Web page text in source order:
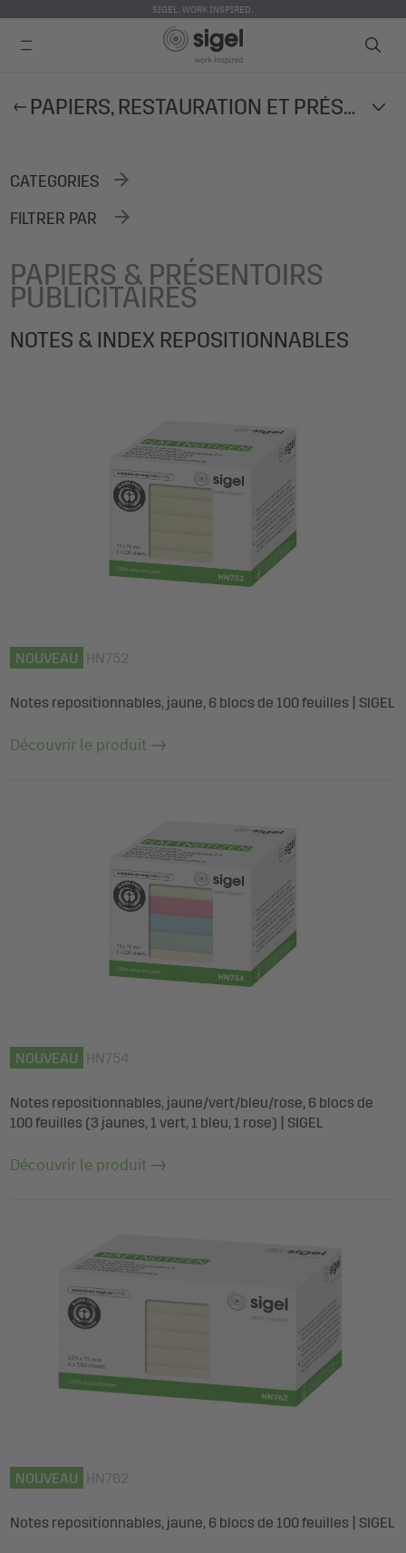
SIGEL. WORK INSPIRED.
PAPIERS, RESTAURATION ET PRÉSENTOIRS PUBLICITAIRES
CATEGORIES
FILTRER PAR
PAPIERS & PRÉSENTOIRS
PUBLICITAIRES
NOTES & INDEX REPOSITIONNABLES
NOUVEAU HN752
Notes repositionnables, jaune, 6 blocs de 100 feuilles | SIGEL
Découvrir le produit
NOUVEAU HN754
Notes repositionnables, jaune/vert/bleu/rose, 6 blocs de
100 feuilles (3 jaunes, 1 vert, 1 bleu, 1 rose) | SIGEL
Découvrir le produit
NOUVEAU HN762
Notes repositionnables, jaune, 6 blocs de 100 feuilles | SIGEL